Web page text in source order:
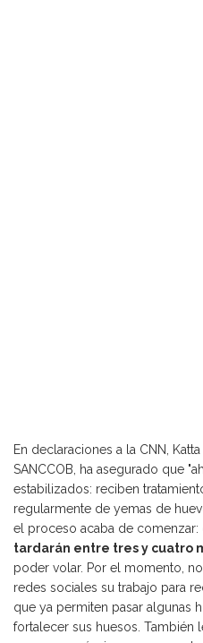
En declaraciones a la CNN,
SANCCOB, ha asegurado que
estabilizados: reciben
regularmente de yemas de
el proceso acaba de comenzar:
tardarán entre tres y cuatro
poder volar. Por el momento,
redes sociales su trabajo para
que ya permiten pasar algunas
fortalecer sus huesos. También